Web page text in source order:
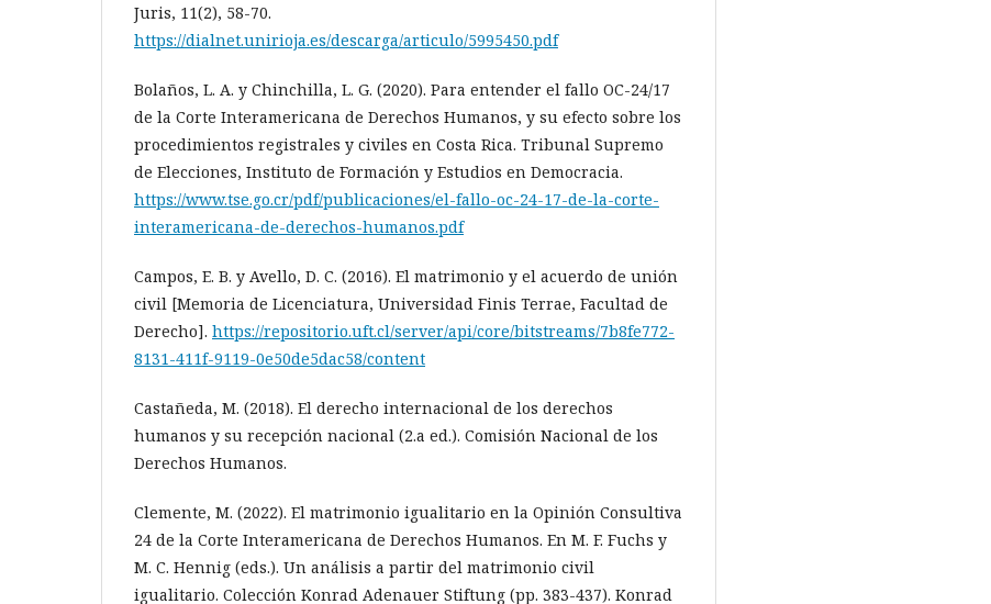
Juris, 11(2), 58-70.
https://dialnet.unirioja.es/descarga/articulo/5995450.pdf
Bolaños, L. A. y Chinchilla, L. G. (2020). Para entender el fallo OC-24/17
de la Corte Interamericana de Derechos Humanos, y su efecto sobre los
procedimientos registrales y civiles en Costa Rica. Tribunal Supremo
de Elecciones, Instituto de Formación y Estudios en Democracia.
https://www.tse.go.cr/pdf/publicaciones/el-fallo-oc-24-17-de-la-corte-
interamericana-de-derechos-humanos.pdf
Campos, E. B. y Avello, D. C. (2016). El matrimonio y el acuerdo de unión
civil [Memoria de Licenciatura, Universidad Finis Terrae, Facultad de
Derecho]. https://repositorio.uft.cl/server/api/core/bitstreams/7b8fe772-
8131-411f-9119-0e50de5dac58/content
Castañeda, M. (2018). El derecho internacional de los derechos
humanos y su recepción nacional (2.a ed.). Comisión Nacional de los
Derechos Humanos.
Clemente, M. (2022). El matrimonio igualitario en la Opinión Consultiva
24 de la Corte Interamericana de Derechos Humanos. En M. F. Fuchs y
M. C. Hennig (eds.). Un análisis a partir del matrimonio civil
igualitario. Colección Konrad Adenauer Stiftung (pp. 383-437). Konrad